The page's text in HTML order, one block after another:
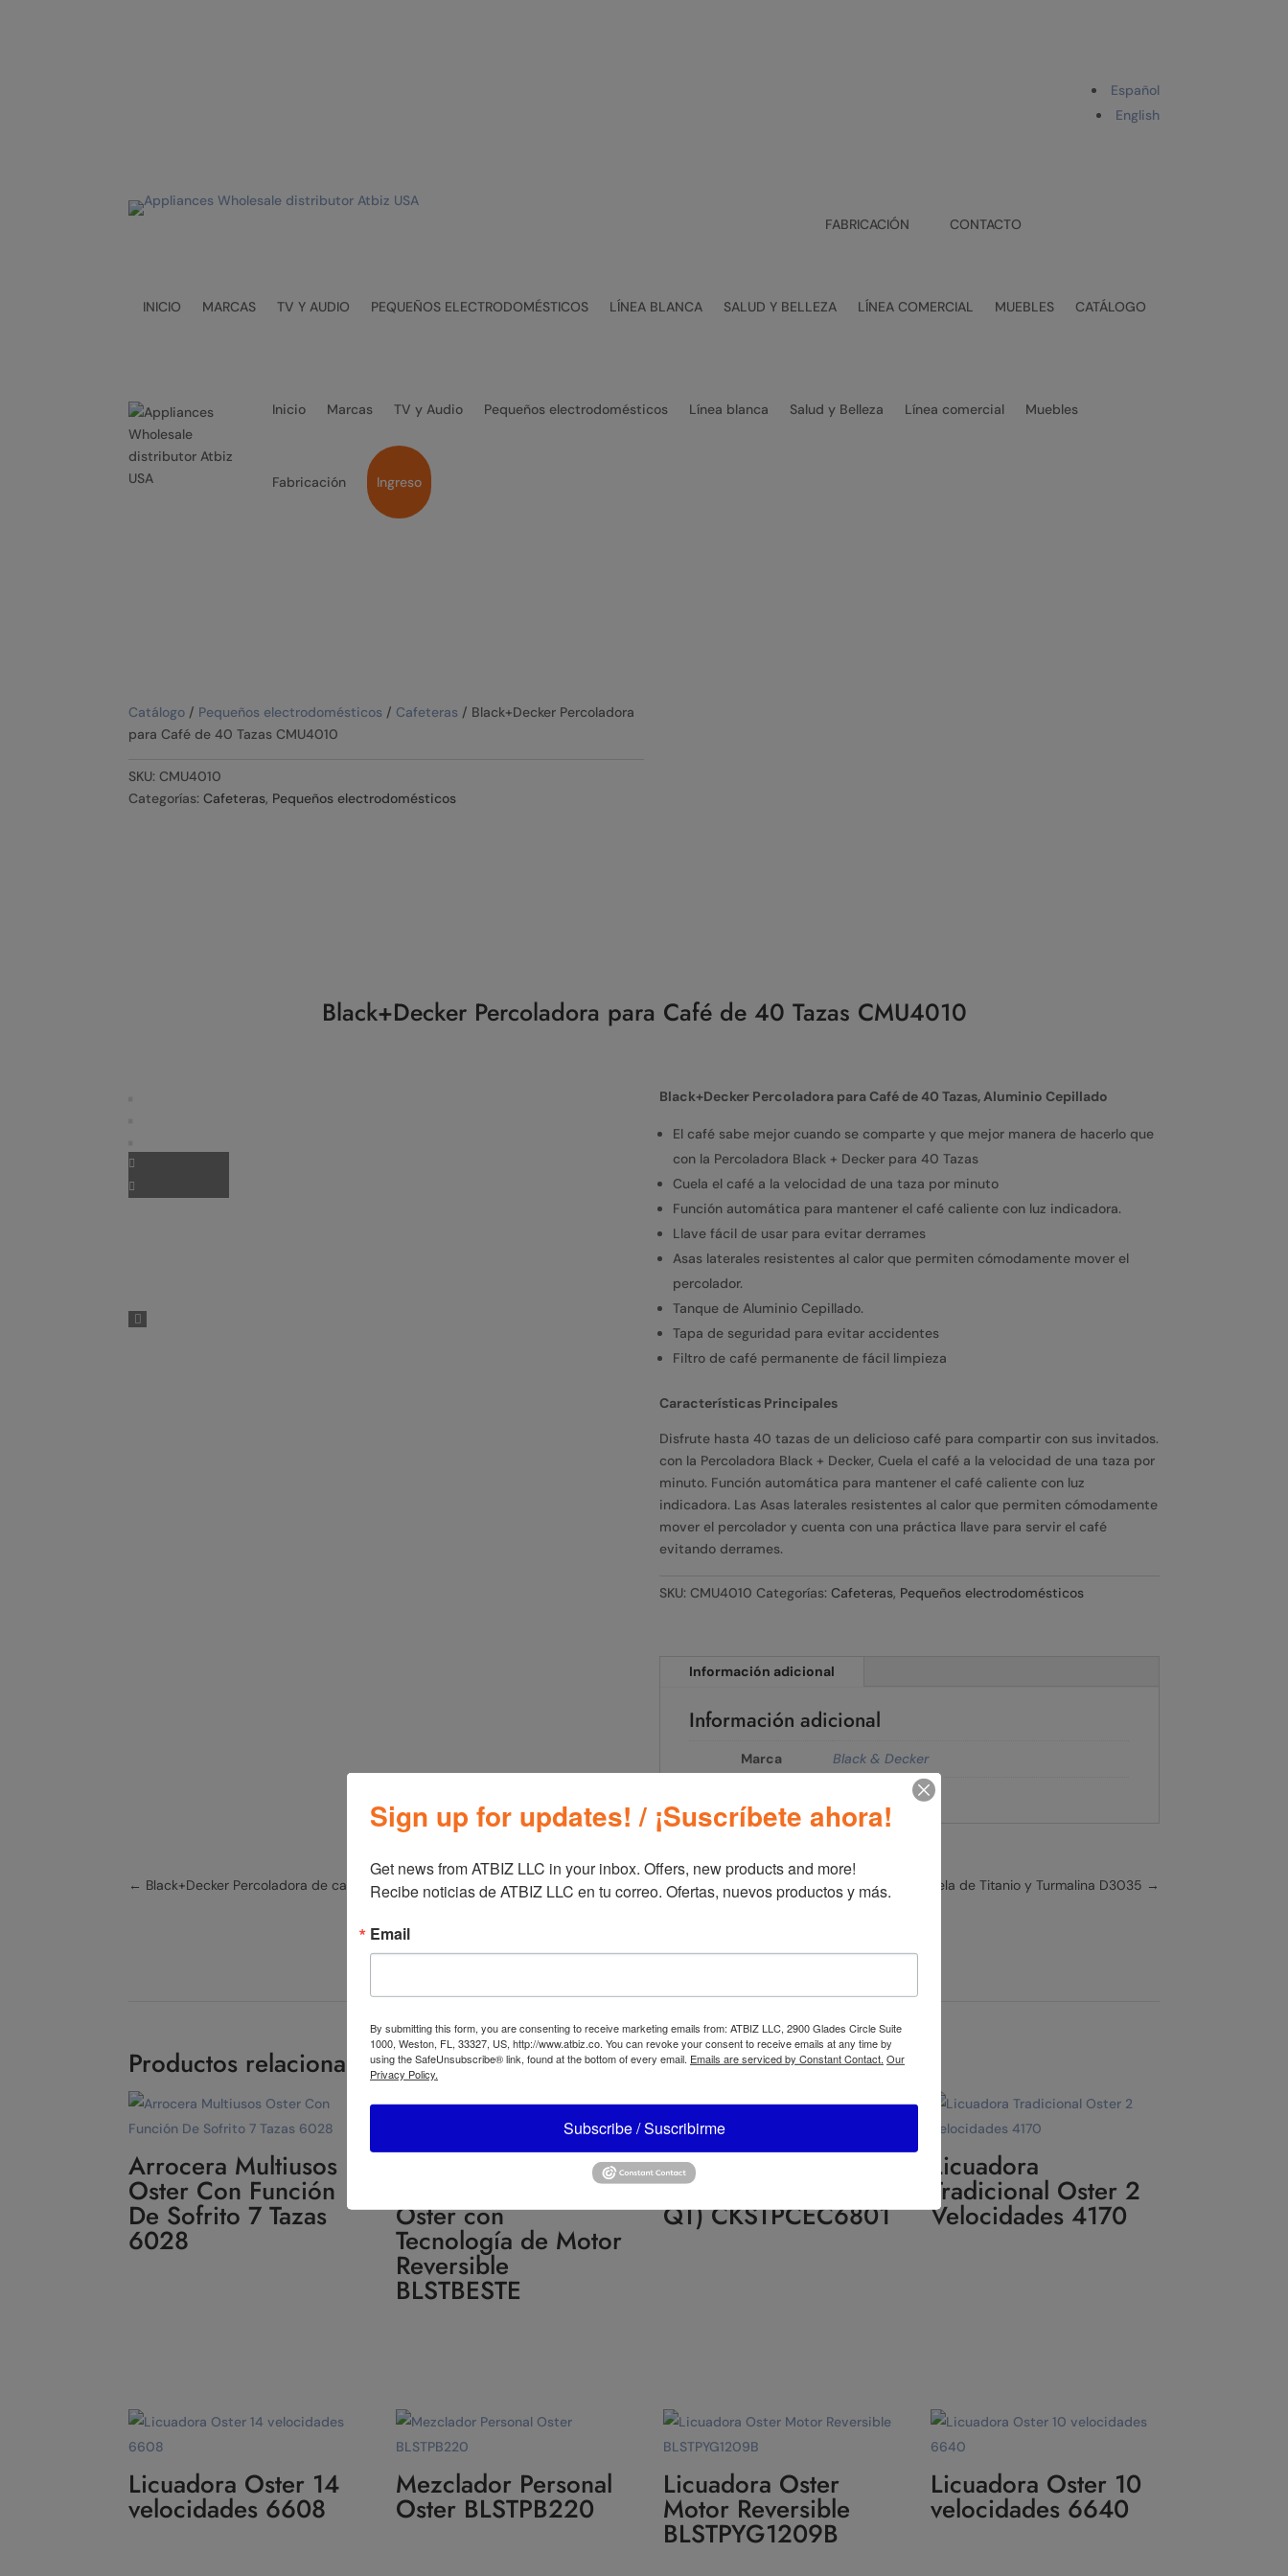
Español
English
FABRICACIÓN CONTACTO
INICIO MARCAS TV Y AUDIO PEQUEÑOS ELECTRODOMÉSTICOS LÍNEA BLANCA SALUD Y BELLEZA LÍNEA COMERCIAL MUEBLES CATÁLOGO
Inicio Marcas TV y Audio Pequeños electrodomésticos Línea blanca Salud y Belleza Línea comercial Muebles
Fabricación Ingreso
Catálogo / Pequeños electrodomésticos / Cafeteras / Black+Decker Percoladora
para Café de 40 Tazas CMU4010
SKU: CMU4010
Categorías:Cafeteras, Pequeños electrodomésticos
Black+Decker Percoladora para Café de 40 Tazas CMU4010
Black+Decker Percoladora para Café de 40 Tazas, Aluminio Cepillado
El café sabe mejor cuando se comparte y que mejor manera de hacerlo que
con la Percoladora Black + Decker para 40 Tazas
Cuela el café a la velocidad de una taza por minuto
Función automática para mantener el café caliente con luz indicadora.
Llave fácil de usar para evitar derrames
Asas laterales resistentes al calor que permiten cómodamente mover el
percolador.
Tanque de Aluminio Cepillado.
Tapa de seguridad para evitar accidentes
Filtro de café permanente de fácil limpieza
Características Principales
Disfrute hasta 40 tazas de un delicioso café para compartir con sus invitados.
con la Percoladora Black + Decker, Cuela el café a la velocidad de una taza por
minuto. Función automática para mantener el café caliente con luz
indicadora. Las Asas laterales resistentes al calor que permiten cómodamente
mover el percolador y cuenta con una práctica llave para servir el café
evitando derrames.
SKU: CMU4010 Categorías:Cafeteras, Pequeños electrodomésticos
Información adicional
Información adicional
Marca Black & Decker
← Black+Decker Percoladora de café de 30 Tazas CMU3000 Black+Decker Plancha de Vapor con Suela de Titanio y Turmalina D3035 →
Productos relacionados
Arrocera Multiusos
Oster Con Función
De Sofrito 7 Tazas
6028
Oster con
Tecnología de Motor
Reversible
BLSTBESTE
Multi-Olla Oster 12
Funciones 5,7 L (6
QT) CKSTPCEC6801
Licuadora
Tradicional Oster 2
Velocidades 4170
Licuadora Oster 14
velocidades 6608
Mezclador Personal
Oster BLSTPB220
Licuadora Oster
Motor Reversible
BLSTPYG1209B
Licuadora Oster 10
velocidades 6640
Sign up for updates! / ¡Suscríbete ahora!
Get news from ATBIZ LLC in your inbox. Offers, new products and more!
Recibe noticias de ATBIZ LLC en tu correo. Ofertas, nuevos productos y más.
Email
By submitting this form, you are consenting to receive marketing emails from: ATBIZ LLC, 2900 Glades Circle Suite
1000, Weston, FL, 33327, US, http://www.atbiz.co. You can revoke your consent to receive emails at any time by
using the SafeUnsubscribe® link, found at the bottom of every email. Emails are serviced by Constant Contact. Our
Privacy Policy.
Subscribe / Suscribirme